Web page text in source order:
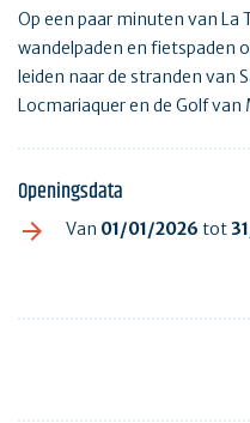
Op een paar minuten van
wandelpaden en fietspaden
leiden naar de stranden van
Locmariaquer en de Golf van
Openingsdata
Van 01/01/2026 tot